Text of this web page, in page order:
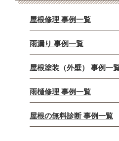
屋根修理 事例一覧
雨漏り 事例一覧
屋根塗装（外壁） 事例一
雨樋修理 事例一覧
屋根の無料診断 事例一覧